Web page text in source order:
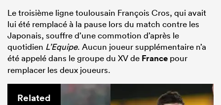
Le troisième ligne toulousain François Cros, qui avait
lui été remplacé à la pause lors du match contre les
Japonais, souffre d’une commotion d’après le
quotidien L’Equipe. Aucun joueur supplémentaire n’a
été appelé dans le groupe du XV de France pour
remplacer les deux joueurs.
Related